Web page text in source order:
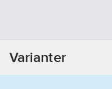
Varianter